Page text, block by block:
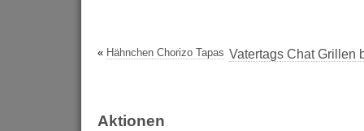
« Hähnchen Chorizo Tapas Vatertags Chat Grillen
Aktionen